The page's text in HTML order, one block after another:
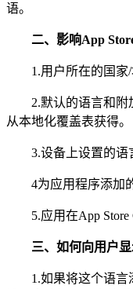
语。
二、 影响App
1.用户所在的国家
2.默认的语言和
从本地化覆盖表获得。
3.设备上设置的语
4为应用程序添加
5.应用在App Store
三、 如何向用户
1.如果将这个语言